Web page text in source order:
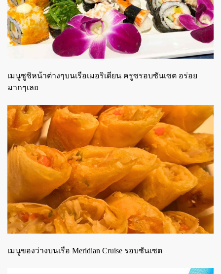
เมนูซูชิหน้าต่างๆบนเรือเมอริเดียน ครูซรอบซันเซต อร่อย
มากๆเลย
เมนูของว่างบนเรือ Meridian Cruise รอบซันเซต